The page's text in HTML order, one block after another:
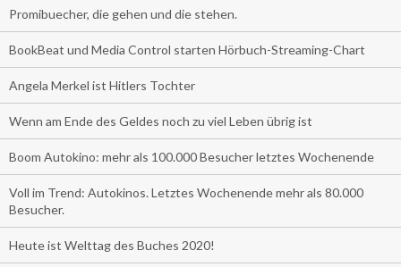
Promibuecher, die gehen und die stehen.
BookBeat und Media Control starten Hörbuch-Streaming-Chart
Angela Merkel ist Hitlers Tochter
Wenn am Ende des Geldes noch zu viel Leben übrig ist
Boom Autokino: mehr als 100.000 Besucher letztes Wochenende
Voll im Trend: Autokinos. Letztes Wochenende mehr als 80.000
Besucher.
Heute ist Welttag des Buches 2020!